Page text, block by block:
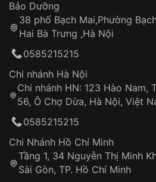
Thời gian tính từ khi xác
công
Hotline: 0585 215 215
Từ khóa SEO:
Sản phẩm đã bị:
Tự ý sửa chữa
thống VNLUX
Đảm bảo quyền lợi khách
Đồng hành cùng khách
trình sử dụng
Bảo Dưỡng
38 phố Bạch Mai,Phường
Hai Bà Trưng ,Hà Nội
0585215215
Chi nhánh Hà Nội
Chi nhánh HN: 123 Hào Nam,
56, Ô Chợ Dừa, Hà Nội, Việt
0585215215
Chi Nhánh Hồ Chí Minh
Tầng 1, 34 Nguyễn Thị Minh
Sài Gòn, TP. Hồ Chí Minh